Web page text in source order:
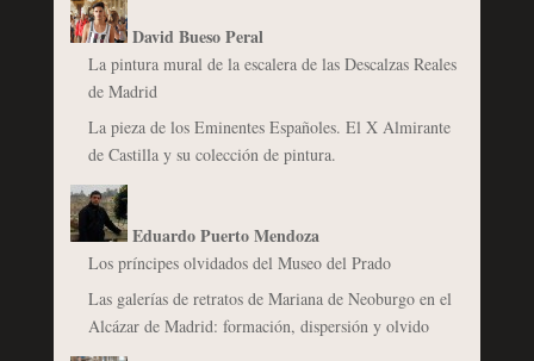
David Bueso Peral
La pintura mural de la escalera de las Descalzas Reales
de Madrid
La pieza de los Eminentes Españoles. El X Almirante
de Castilla y su colección de pintura.
Eduardo Puerto Mendoza
Los príncipes olvidados del Museo del Prado
Las galerías de retratos de Mariana de Neoburgo en el
Alcázar de Madrid: formación, dispersión y olvido